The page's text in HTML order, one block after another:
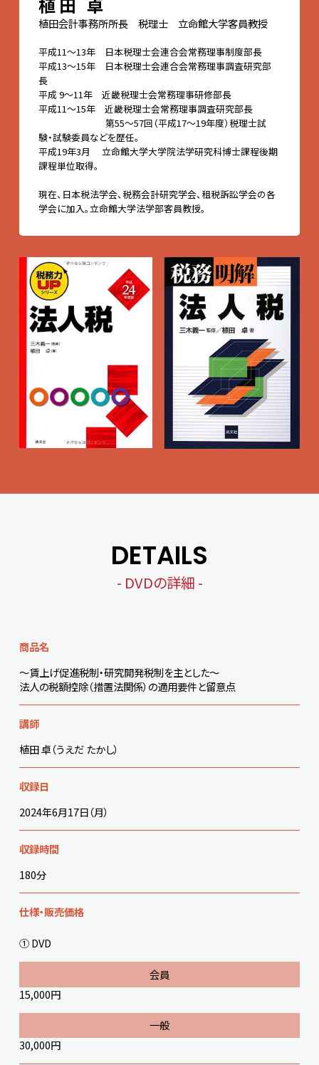
植田会計事務所所長 税理士 立命館大学客員教授
平成11～13年 日本税理士会連合会常務理事制度部長
平成13～15年 日本税理士会連合会常務理事調査研究部
長
平成 9～11年 近畿税理士会常務理事研修部長
平成11～15年 近畿税理士会常務理事調査研究部長
第55～57回（平成17～19年度）税理士試
験・試験委員などを歴任。
平成19年3月 立命館大学大学院法学研究科博士課程後期
課程単位取得。
現在、日本税法学会、税務会計研究学会、租税訴訟学会の各
学会に加入。立命館大学法学部客員教授。
DETAILS
- DVDの詳細 -
商品名
～賃上げ促進税制・研究開発税制を主とした～
法人の税額控除（措置法関係）の適用要件と留意点
講師
植田 卓（うえだ たかし）
収録日
2024年6月17日（月）
収録時間
180分
仕様・販売価格
① DVD
15,000円
30,000円